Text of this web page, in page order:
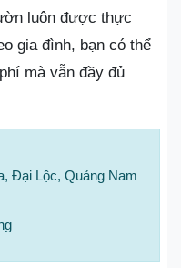
luôn được thực
gia đình, bạn có thể
mà vẫn đầy đủ
Đại Lộc, Quảng Nam